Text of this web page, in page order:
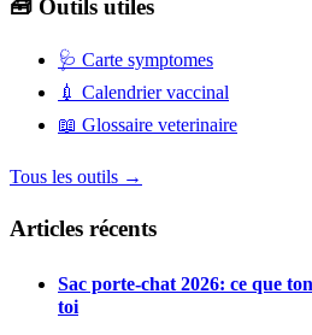
🧰 Outils utiles
🩺 Carte symptomes
💉 Calendrier vaccinal
📖 Glossaire veterinaire
Tous les outils →
Articles récents
Sac porte-chat 2026: ce que
toi